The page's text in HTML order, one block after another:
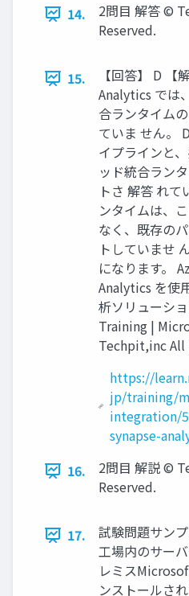
14.
2問目 解答 ©
Reserved.
15.
【回答】 D 【
Analytics では
合ランタイム
ていま せん。
イプラインと
ッド統合ラン
トさ 解答 れて
ンタイムは、
なく、既存の
トしていませ
になります。
Analytics を使
析ソリューシ
Training |
Techpit,inc All
https://
jp/training/
integration/
synapse-
16.
2問目 解説 ©
Reserved.
17.
試験問題サン
工場内のサー
レミス
ンストールさ